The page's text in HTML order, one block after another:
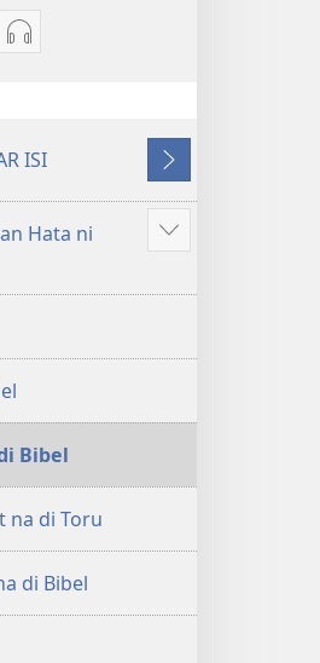
Sipiliton
Hata
Debata
tu
Naeng
di
Tano
na
Imbaru
ISI
Na
Mangihut
Hata ni
Patudu
umgodang
Bibel
na di Toru
di Bibel